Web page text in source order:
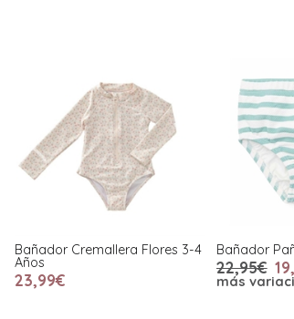
Bañador Cremallera Flores 3-4
Años
23,99€
Bañador
22,95€
más